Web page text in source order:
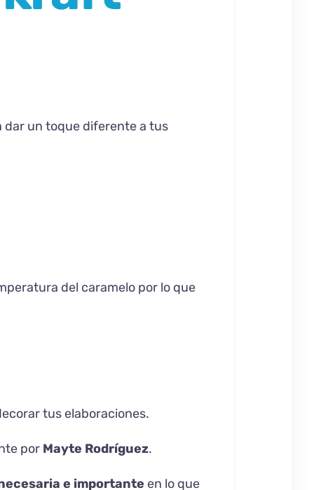
un toque diferente a tus
del caramelo por lo que
tus elaboraciones.
por Mayte Rodríguez.
e importante en lo que